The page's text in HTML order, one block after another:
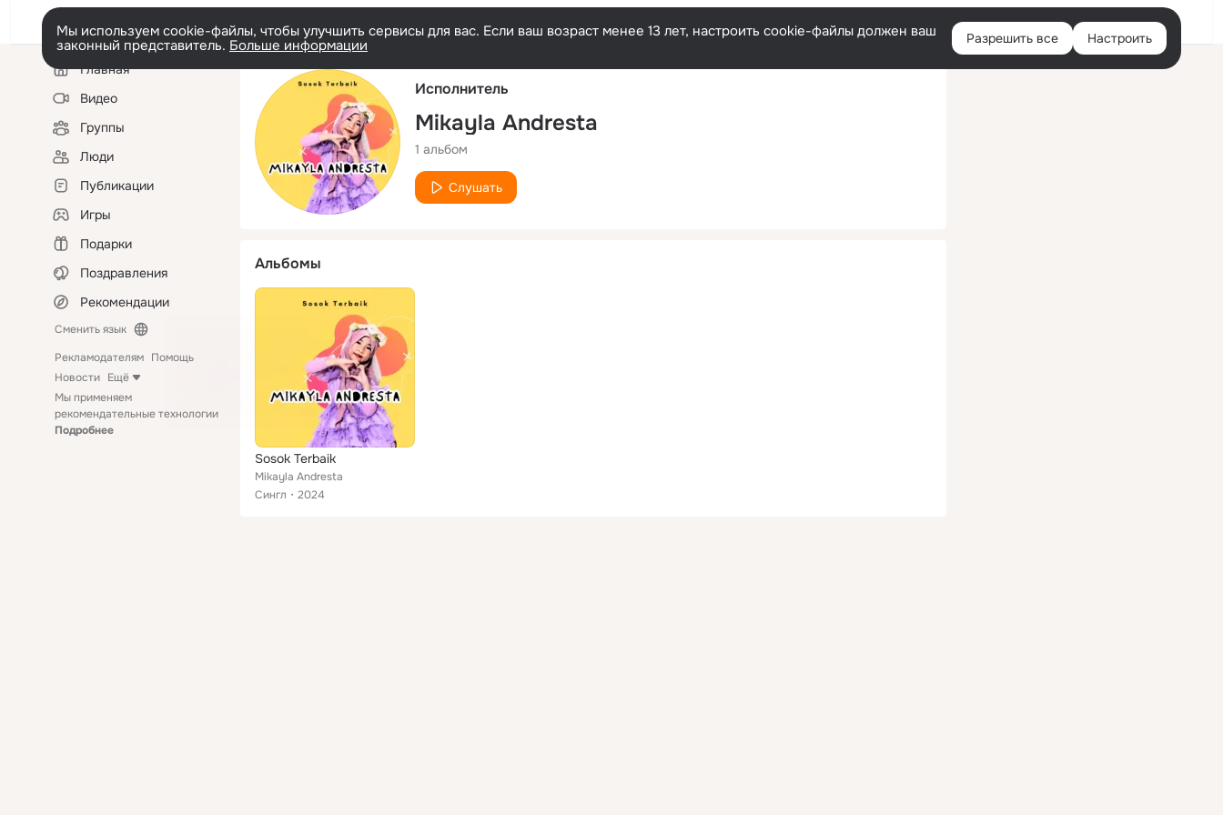
Русский Войти
Мы используем cookie-файлы, чтобы улучшить сервисы для вас. Если ваш возраст менее 13 лет, настроить cookie-файлы должен ваш
законный представитель. Больше информации Разрешить все Настроить
Левая
колонкаГлавная
Видео
Группы
Люди
Публикации
Игры
Подарки
Поздравления
Рекомендации
Сменить язык
Рекламодателям Помощь
Новости Ещё
Мы применяем
рекомендательные технологии
Подробнее
Исполнитель
Mikayla Andresta
1 альбом
Слушать
Альбомы
Sosok Terbaik
Mikayla Andresta
Сингл
2024